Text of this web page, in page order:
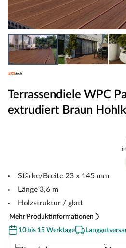
Terrassendiele WPC
extrudiert Braun
Stärke/Breite 23 x 145 mm
Länge 3,6 m
Holzstruktur / glatt
Mehr Produktinformationen
10 bis 15 Werktage